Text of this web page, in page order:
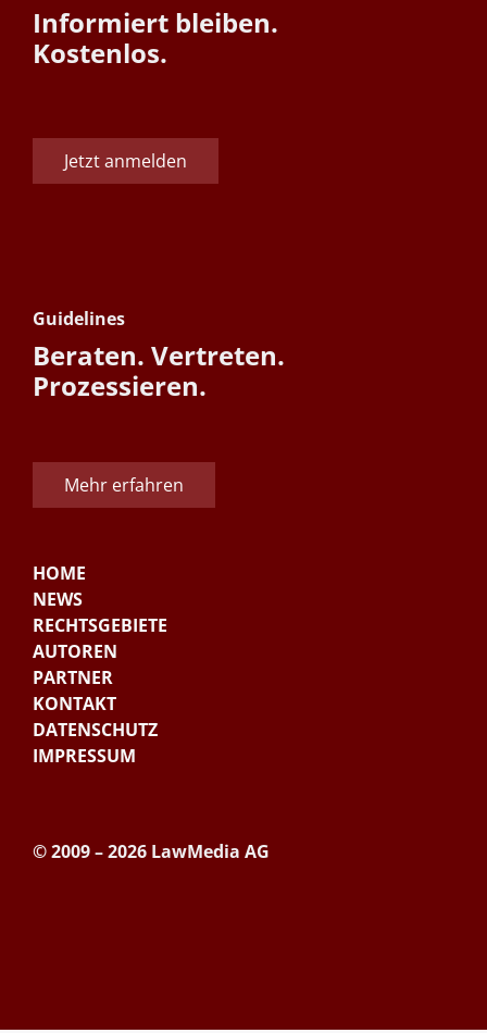
Informiert bleiben.
Kostenlos.
Jetzt anmelden
Guidelines
Beraten. Vertreten.
Prozessieren.
Mehr erfahren
HOME
NEWS
RECHTSGEBIETE
AUTOREN
PARTNER
KONTAKT
DATENSCHUTZ
IMPRESSUM
© 2009 – 2026 LawMedia AG